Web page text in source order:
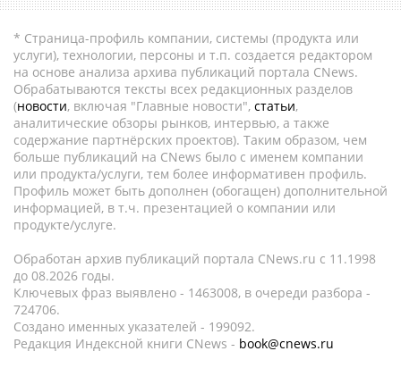
* Страница-профиль компании, системы (продукта или
услуги), технологии, персоны и т.п. создается редактором
на основе анализа архива публикаций портала CNews.
Обрабатываются тексты всех редакционных разделов
(новости, включая "Главные новости", статьи,
аналитические обзоры рынков, интервью, а также
содержание партнёрских проектов). Таким образом, чем
больше публикаций на CNews было с именем компании
или продукта/услуги, тем более информативен профиль.
Профиль может быть дополнен (обогащен) дополнительной
информацией, в т.ч. презентацией о компании или
продукте/услуге.
Обработан архив публикаций портала CNews.ru c 11.1998
до 08.2026 годы.
Ключевых фраз выявлено - 1463008, в очереди разбора -
724706.
Создано именных указателей - 199092.
Редакция Индексной книги CNews - book@cnews.ru